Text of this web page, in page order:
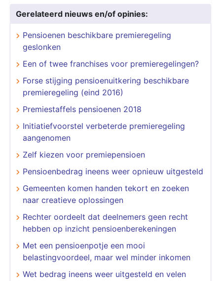
Gerelateerd nieuws en/of opinies:
Pensioenen beschikbare premieregeling
geslonken
Een of twee franchises voor premieregelingen?
Forse stijging pensioenuitkering beschikbare
premieregeling (eind 2016)
Premiestaffels pensioenen 2018
Initiatiefvoorstel verbeterde premieregeling
aangenomen
Zelf kiezen voor premiepensioen
Pensioenbedrag ineens weer opnieuw uitgesteld
Gemeenten komen handen tekort en zoeken
naar creatieve oplossingen
Rechter oordeelt dat deelnemers geen recht
hebben op inzicht pensioenberekeningen
Met een pensioenpotje een mooi
belastingvoordeel, maar wel minder inkomen
Wet bedrag ineens weer uitgesteld en velen